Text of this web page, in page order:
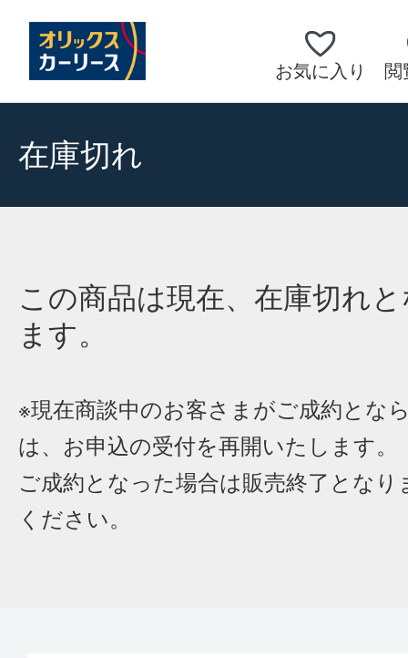
お気に入り 閲
在庫切れ
この商品は現在、在庫切れ
ます。
※現在商談中のお客さまがご成約とな
は、お申込の受付を再開いたします。
ご成約となった場合は販売終了となり
ください。